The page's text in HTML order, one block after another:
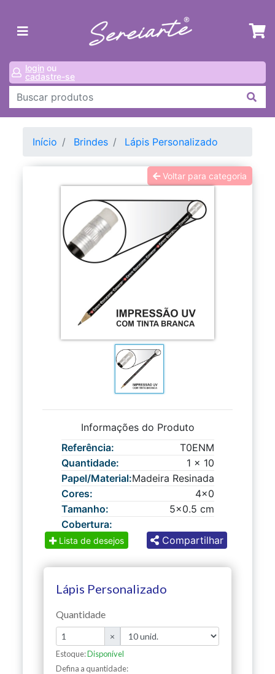
login ou
cadastre-se
Início Brindes Lápis Personalizado
Voltar para categoria
Informações do Produto
Referência:
T0ENM
Quantidade:
1 x 10
Papel/Material:Madeira Resinada
Cores:
4x0
Tamanho:
5x0.5 cm
Cobertura:
Lista de desejos Compartilhar
Lápis Personalizado
Quantidade
×
Estoque:Disponível
Defina a quantidade: